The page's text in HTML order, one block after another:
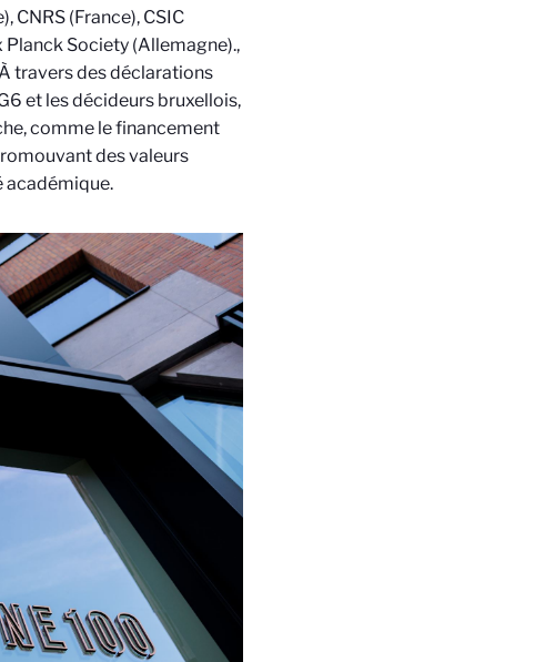
CNRS (France), CSIC
Society (Allemagne).,
travers des déclarations
et les décideurs bruxellois,
comme le financement
des valeurs
académique.